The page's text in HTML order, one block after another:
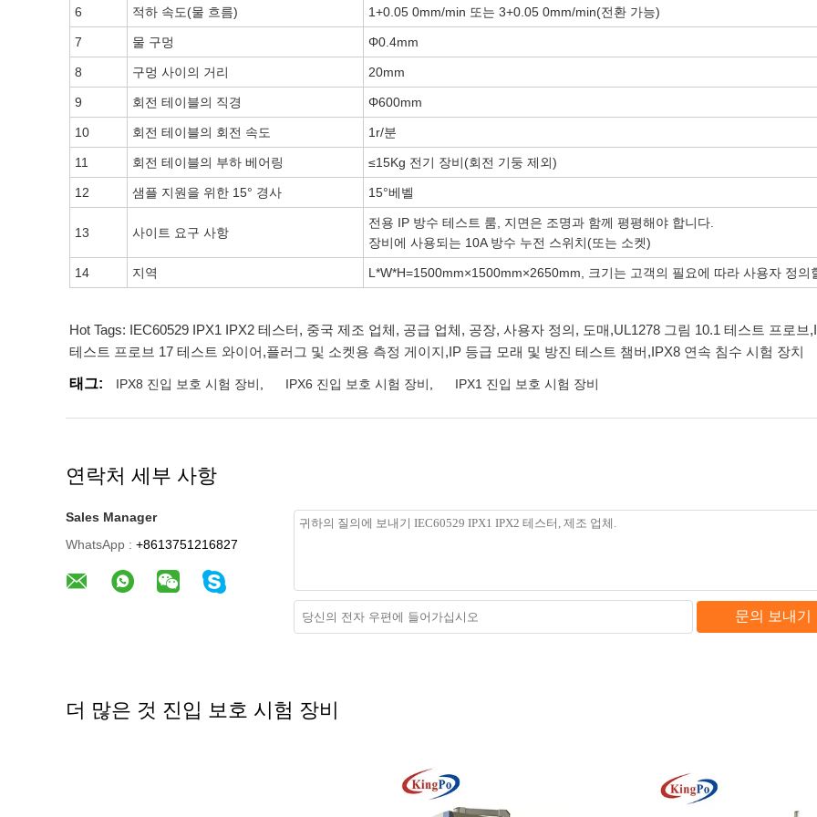
6 적하 속도(물 흐름) 1+0.05 0mm/min 또는 3+0.05 0mm/min(전환 가능)
7 물 구멍 Φ0.4mm
8 구멍 사이의 거리 20mm
9 회전 테이블의 직경 Φ600mm
10 회전 테이블의 회전 속도 1r/분
11 회전 테이블의 부하 베어링 ≤15Kg 전기 장비(회전 기둥 제외)
12 샘플 지원을 위한 15° 경사 15°베벨
13 사이트 요구 사항
전용 IP 방수 테스트 룸, 지면은 조명과 함께 평평해야 합니다.
장비에 사용되는 10A 방수 누전 스위치(또는 소켓)
14 지역 L*W*H=1500mm×1500mm×2650mm, 크기는 고객의 필요에 따라 사용자 정의
Hot Tags: IEC60529 IPX1 IPX2 테스터, 중국 제조 업체, 공급 업체, 공장, 사용자 정의, 도매,UL1278 그림 10.1 테스트 프로브,
테스트 프로브 17 테스트 와이어,플러그 및 소켓용 측정 게이지,IP 등급 모래 및 방진 테스트 챔버,IPX8 연속 침수 시험 장치
태그: IPX8 진입 보호 시험 장비 IPX6 진입 보호 시험 장비 IPX1 진입 보호 시험 장비
연락처 세부 사항
Sales Manager
WhatsApp : +8613751216827
문의 보내기
더 많은 것 진입 보호 시험 장비